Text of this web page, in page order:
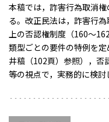
本稿では，詐害行為取消
る。改正民法は，詐害行
上の否認権制度（160～
類型ごとの要件の特例を
井稿（102頁）参照），否
等の視点で，実務的に検討